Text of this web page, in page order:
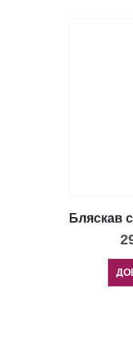
Бляскав